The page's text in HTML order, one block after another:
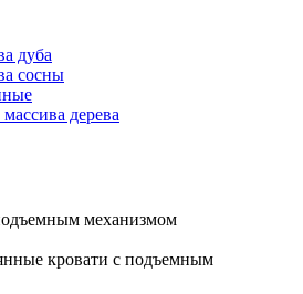
дуба
сосны
дерева
механизмом
кровати с подъемным